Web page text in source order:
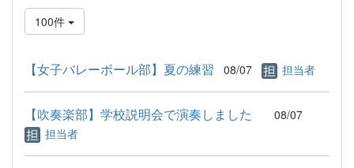
100件
【女子バレーボール部】夏の練習 08/07 担当者
【吹奏楽部】学校説明会で演奏しました
08/07
担当者